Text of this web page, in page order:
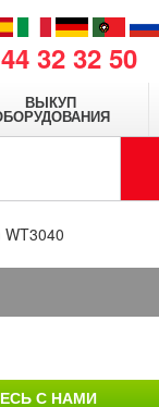
32 32 50
ВЫКУП
WT3040
С НАМИ